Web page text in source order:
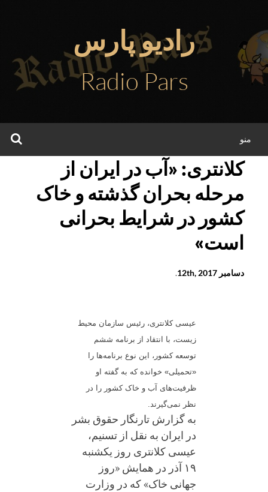
محتوا
رادیو پارس
Radio Pars
منو
کلانتری: «آب در ایران از
مرحله بحران گذشته و خاک
کشور در شرایط بحرانی
است»
دسامبر 12th, 2017 .
عیسی کلانتری، رئیس سازمان محیط
زیست، با انتقاد از برنامه ششم
توسعه کشور، این نوع برنامه‌ها را
«تحمیلی» خوانده که به گفته‌ او
ظرفیت‌های آب و خاک کشور را در
نظر نمی‌گیرند.
به گزارش تارنگار حقوق بشر
در ایران به نقل از تسنیم،
عیسی کلانتری روز یکشنبه
۱۹ آذر در همایش «روز
جهانی خاک» که در وزارت